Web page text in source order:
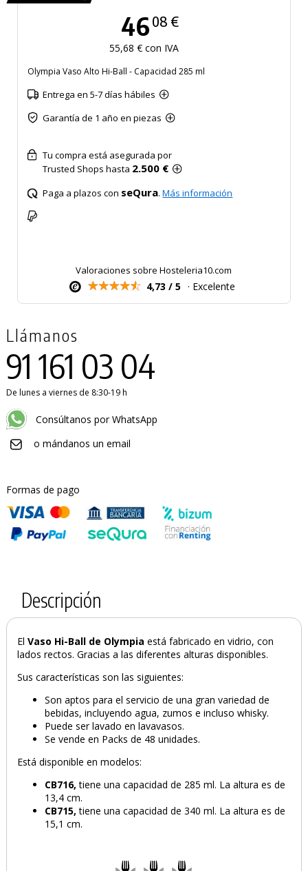
46 08 €
55,68 € con IVA
Olympia Vaso Alto Hi-Ball - Capacidad 285 ml
Entrega en 5-7 días hábiles
Garantía de 1 año en piezas
Tu compra está asegurada por
Trusted Shops hasta 2.500 €
Paga a plazos con seQura.Más información
Valoraciones sobre Hosteleria10.com
4,73 / 5 · Excelente
Llámanos
91 161 03 04
De lunes a viernes de 8:30-19 h
Consúltanos por WhatsApp
o mándanos un email
Formas de pago
Descripción
ElVaso Hi-Ball de Olympia está fabricado en vidrio, con
lados rectos. Gracias a las diferentes alturas disponibles.
Sus características son las siguientes:
Son aptos para el servicio de una gran variedad de
bebidas, incluyendo agua, zumos e incluso whisky.
Puede ser lavado en lavavasos.
Se vende en Packs de 48 unidades.
Está disponible en modelos:
CB716, tiene una capacidad de 285 ml. La altura es de
13,4 cm.
CB715, tiene una capacidad de 340 ml. La altura es de
15,1 cm.